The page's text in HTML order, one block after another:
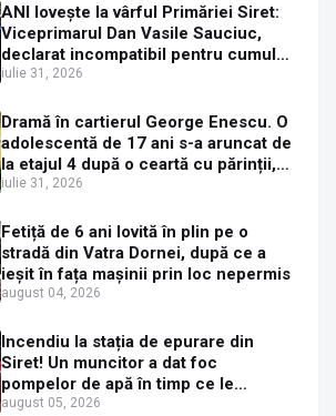
ANI lovește la vârful Primăriei Siret:
Viceprimarul Dan Vasile Sauciuc,
declarat incompatibil pentru cumul
de funcții
iulie 31, 2026
Dramă în cartierul George Enescu. O
adolescentă de 17 ani s-a aruncat de
la etajul 4 după o ceartă cu părinții,
pe fondul consumului de alcool în
iulie 31, 2026
Fetiță de 6 ani lovită în plin pe o
stradă din Vatra Dornei, după ce a
ieșit în fața mașinii prin loc nepermis
august 04, 2026
Incendiu la stația de epurare din
Siret! Un muncitor a dat foc
pompelor de apă în timp ce le
alimenta cu combustibil
august 05, 2026